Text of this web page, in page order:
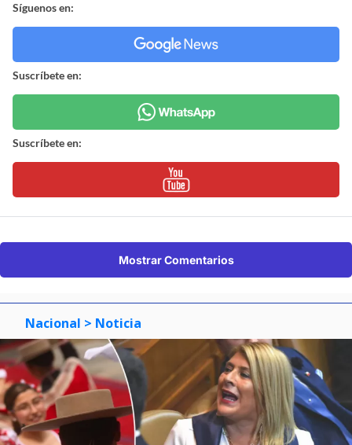
Síguenos en:
Suscríbete en:
Suscríbete en:
Mostrar Comentarios
Nacional > Noticia